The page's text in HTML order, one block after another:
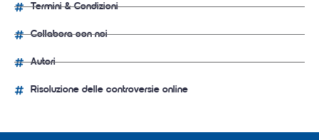
Termini & Condizioni
Collabora con noi
Autori
Risoluzione delle controversie online